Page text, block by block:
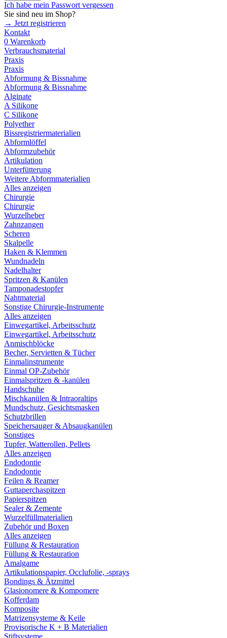
Ich habe mein Passwort vergessen
Sie sind neu im Shop?
→ Jetzt registrieren
Kontakt
0 Warenkorb
Verbrauchsmaterial
Praxis
Praxis
Abformung & Bissnahme
Abformung & Bissnahme
Alginate
A Silikone
C Silikone
Polyether
Bissregistriermaterialien
Abformlöffel
Abformzubehör
Artikulation
Unterfütterung
Weitere Abformmaterialien
Alles anzeigen
Chirurgie
Chirurgie
Wurzelheber
Zahnzangen
Scheren
Skalpelle
Haken & Klemmen
Wundnadeln
Nadelhalter
Spritzen & Kanülen
Tamponadestopfer
Nahtmaterial
Sonstige Chirurgie-Instrumente
Alles anzeigen
Einwegartikel, Arbeitsschutz
Einwegartikel, Arbeitsschutz
Anmischblöcke
Becher, Servietten & Tücher
Einmalinstrumente
Einmal OP-Zubehör
Einmalspritzen & -kanülen
Handschuhe
Mischkanülen & Intraoraltips
Mundschutz, Gesichtsmasken
Schutzbrillen
Speichersauger & Absaugkanülen
Sonstiges
Tupfer, Watterollen, Pellets
Alles anzeigen
Endodontie
Endodontie
Feilen & Reamer
Guttaperchaspitzen
Papierspitzen
Sealer & Zemente
Wurzelfüllmaterialien
Zubehör und Boxen
Alles anzeigen
Füllung & Restauration
Füllung & Restauration
Amalgame
Artikulationspapier, Occlufolie, -sprays
Bondings & Ätzmittel
Glasionomere & Kompomere
Kofferdam
Komposite
Matrizensysteme & Keile
Provisorische K + B Materialien
Stiftsysteme